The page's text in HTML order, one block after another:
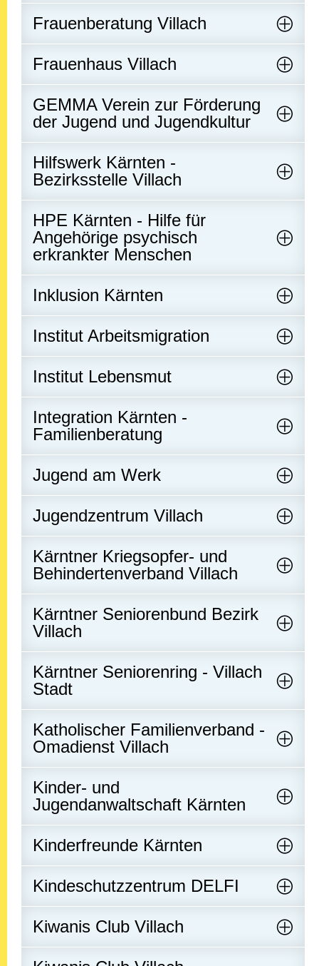
Frauenberatung Villach
Frauenhaus Villach
GEMMA Verein zur Förderung
der Jugend und Jugendkultur
Hilfswerk Kärnten -
Bezirksstelle Villach
HPE Kärnten - Hilfe für
Angehörige psychisch
erkrankter Menschen
Inklusion Kärnten
Institut Arbeitsmigration
Institut Lebensmut
Integration Kärnten -
Familienberatung
Jugend am Werk
Jugendzentrum Villach
Kärntner Kriegsopfer- und
Behindertenverband Villach
Kärntner Seniorenbund Bezirk
Villach
Kärntner Seniorenring - Villach
Stadt
Katholischer Familienverband -
Omadienst Villach
Kinder- und
Jugendanwaltschaft Kärnten
Kinderfreunde Kärnten
Kindeschutzzentrum DELFI
Kiwanis Club Villach